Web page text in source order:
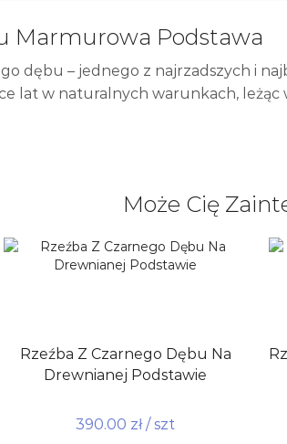
Marmurowa Podstawa
dębu – jednego z najrzadszych i
lat w naturalnych warunkach,
Może Cię
Rzeźba Z Czarnego Dębu Na
Drewnianej Podstawie
390.00 zł / szt